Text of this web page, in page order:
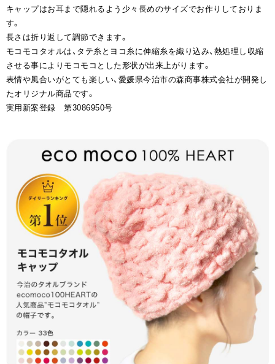
キャップはお耳まで隠れるよう少々長めのサイズでお作りしておりま
す。
長さは折り返して調節できます。
モコモコタオルは、タテ糸とヨコ糸に伸縮糸を織り込み、熱処理し収縮
させる事によりモコモコとした形状が出来上がります。
表情や風合いがとても楽しい、愛媛県今治市の森商事株式会社が開発し
たオリジナル商品です。
実用新案登録 第3086950号